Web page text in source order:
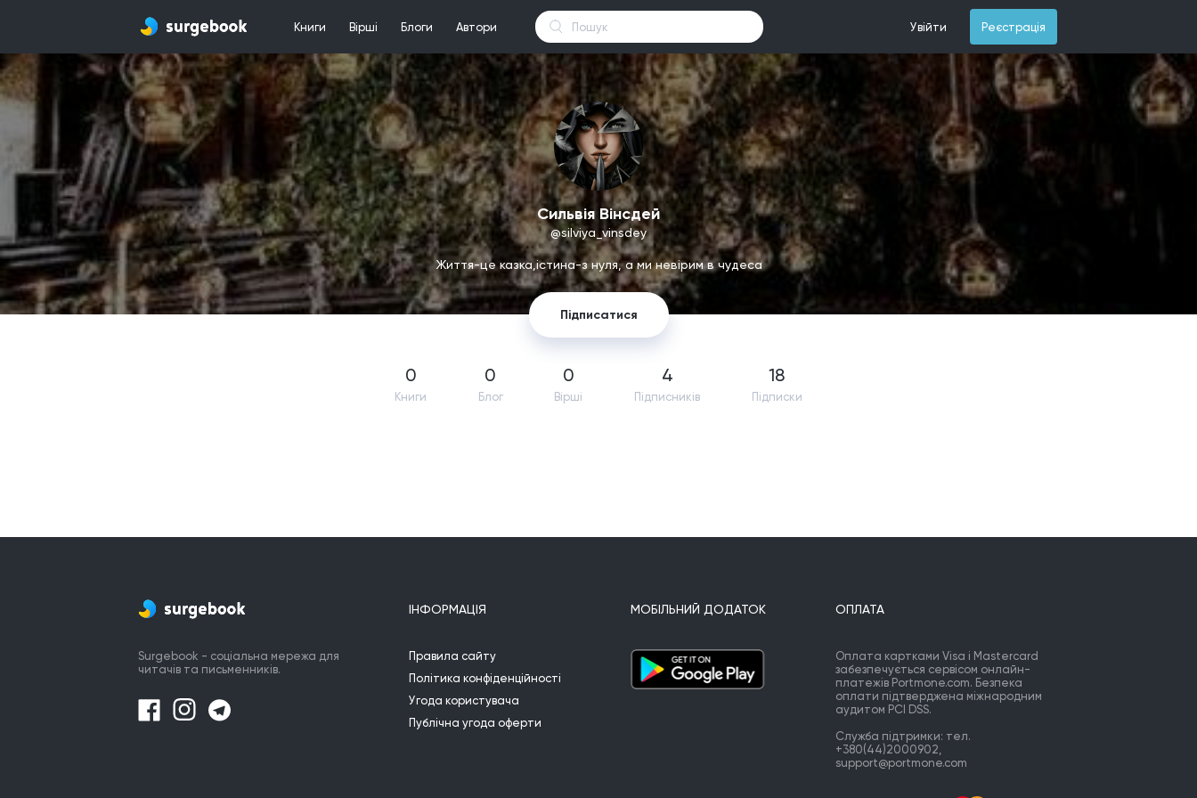
Книги Вірші Блоги Автори Увійти Реєстрація
Сильвія Вінсдей
@silviya_vinsdey
Життя-це казка,істина-з нуля, а ми невірим в чудеса
Підписатися
0
Книги
0
Блог
0
Вірші
4
Підпиcників
18
Підписки
Surgebook - соціальна мережа для
читачів та письменників.
ІНФОРМАЦІЯ
Правила сайту
Політика конфіденційності
Угода користувача
Публічна угода оферти
МОБІЛЬНИЙ ДОДАТОК ОПЛАТА
Оплата картками Visa і Mastercard
забезпечується сервісом онлайн-
платежів Portmone.com. Безпека
оплати підтверджена міжнародним
аудитом PCI DSS.
Служба підтримки: тел.
+380(44)2000902,
support@portmone.com